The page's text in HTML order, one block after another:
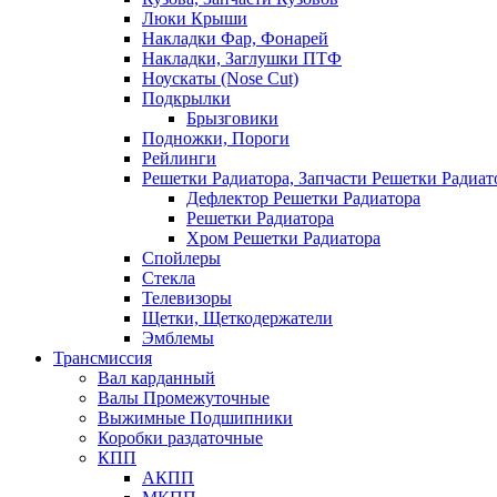
Люки Крыши
Накладки Фар, Фонарей
Накладки, Заглушки ПТФ
Ноускаты (Nose Cut)
Подкрылки
Брызговики
Подножки, Пороги
Рейлинги
Решетки Радиатора, Запчасти Решетки
Дефлектор Решетки Радиатора
Решетки Радиатора
Хром Решетки Радиатора
Спойлеры
Стекла
Телевизоры
Щетки, Щеткодержатели
Эмблемы
Трансмиссия
Вал карданный
Валы Промежуточные
Выжимные Подшипники
Коробки раздаточные
КПП
АКПП